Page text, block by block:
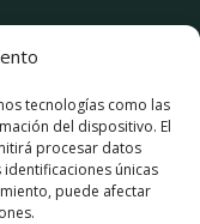
tecnologías como las
del dispositivo. El
procesar datos
únicas
puede afectar